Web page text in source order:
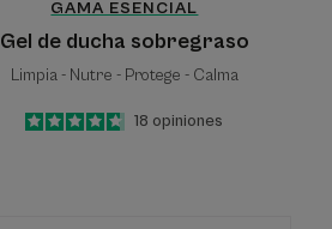
GAMA ESENCIAL
Gel de ducha sobregraso
Limpia - Nutre - Protege - Calma
4.7
/
5
18 opiniones